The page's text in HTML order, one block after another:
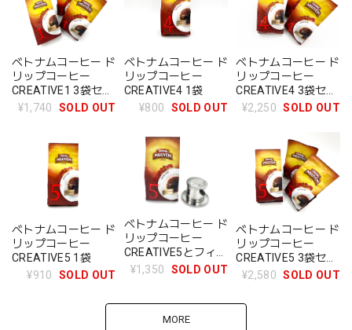
ベトナムコーヒー ド
リップコーヒー
CREATIVE1 3袋セッ
ト
¥1,740 SOLD OUT
ベトナムコーヒー ド
リップコーヒー
CREATIVE4 1袋
¥800
SOLD OUT
ベトナムコーヒー ド
リップコーヒー
CREATIVE4 3袋セッ
ト
¥2,250 SOLD OUT
ベトナムコーヒー ド
リップコーヒー
CREATIVE5 1袋
¥910
SOLD OUT
ベトナムコーヒー ド
リップコーヒー
CREATIVE5とフィル
ター ２点セット
¥1,350 SOLD OUT
ベトナムコーヒー ド
リップコーヒー
CREATIVE5 3袋セッ
ト
¥2,580 SOLD OUT
MORE